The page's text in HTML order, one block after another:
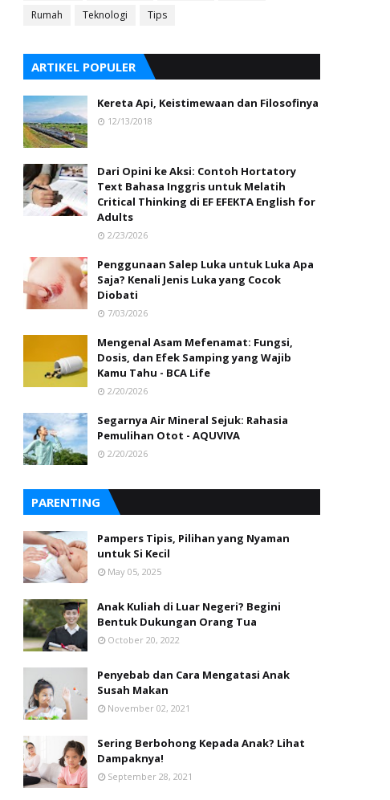
Rumah
Teknologi Tips
ARTIKEL POPULER
Kereta Api, Keistimewaan dan Filosofinya
12/13/2018
Dari Opini ke Aksi: Contoh Hortatory
Text Bahasa Inggris untuk Melatih
Critical Thinking di EF EFEKTA English for
Adults
2/23/2026
Penggunaan Salep Luka untuk Luka Apa
Saja? Kenali Jenis Luka yang Cocok
Diobati
7/03/2026
Mengenal Asam Mefenamat: Fungsi,
Dosis, dan Efek Samping yang Wajib
Kamu Tahu - BCA Life
2/20/2026
Segarnya Air Mineral Sejuk: Rahasia
Pemulihan Otot - AQUVIVA
2/20/2026
PARENTING
Pampers Tipis, Pilihan yang Nyaman
untuk Si Kecil
May 05, 2025
Anak Kuliah di Luar Negeri? Begini
Bentuk Dukungan Orang Tua
October 20, 2022
Penyebab dan Cara Mengatasi Anak
Susah Makan
November 02, 2021
Sering Berbohong Kepada Anak? Lihat
Dampaknya!
September 28, 2021